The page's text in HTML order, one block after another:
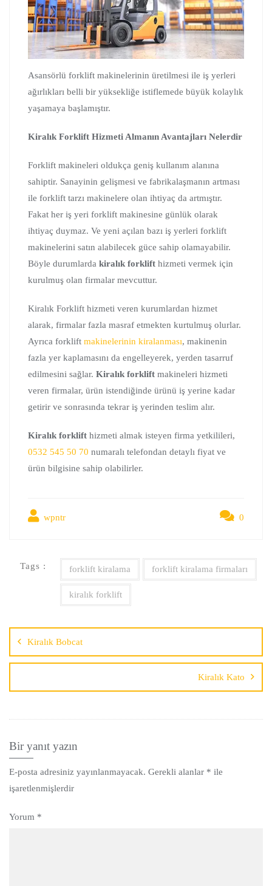
Asansörlü forklift makinelerinin üretilmesi ile iş yerleri
ağırlıkları belli bir yüksekliğe istiflemede büyük kolaylık
yaşamaya başlamıştır.
Kiralık Forklift Hizmeti Almanın Avantajları Nelerdir
Forklift makineleri oldukça geniş kullanım alanına
sahiptir. Sanayinin gelişmesi ve fabrikalaşmanın artması
ile forklift tarzı makinelere olan ihtiyaç da artmıştır.
Fakat her iş yeri forklift makinesine günlük olarak
ihtiyaç duymaz. Ve yeni açılan bazı iş yerleri forklift
makinelerini satın alabilecek güce sahip olamayabilir.
Böyle durumlarda kiralık forklift hizmeti vermek için
kurulmuş olan firmalar mevcuttur.
Kiralık Forklift hizmeti veren kurumlardan hizmet
alarak, firmalar fazla masraf etmekten kurtulmuş olurlar.
Ayrıca forklift makinelerinin kiralanması, makinenin
fazla yer kaplamasını da engelleyerek, yerden tasarruf
edilmesini sağlar. Kiralık forklift makineleri hizmeti
veren firmalar, ürün istendiğinde ürünü iş yerine kadar
getirir ve sonrasında tekrar iş yerinden teslim alır.
Kiralık forklift hizmeti almak isteyen firma yetkilileri,
0532 545 50 70 numaralı telefondan detaylı fiyat ve
ürün bilgisine sahip olabilirler.
wpntr 0
Tags : forklift kiralama forklift kiralama firmaları
kiralık forklift
Kiralık Bobcat
Kiralık Kato
Bir yanıt yazın
E-posta adresiniz yayınlanmayacak. Gerekli alanlar * ile
işaretlenmişlerdir
Yorum *